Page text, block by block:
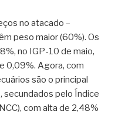
no atacado –
peso maior (60%). Os
no IGP-10 de maio,
0,09%. Agora, com
são o principal
secundados pelo Índice
com alta de 2,48%